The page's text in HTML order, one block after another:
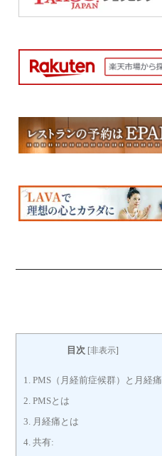
目次 [非表示]
1. PMS（月経前症候群）と月経痛
2. PMSとは
3.
月経痛とは
4. 共有: